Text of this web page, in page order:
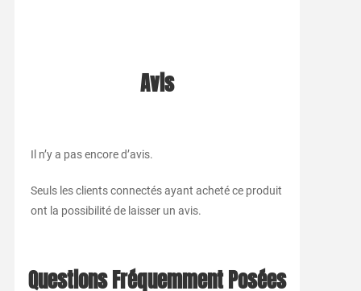
Avis
Il n’y a pas encore d’avis.
Seuls les clients connectés ayant acheté ce produit
ont la possibilité de laisser un avis.
Questions Fréquemment Posées